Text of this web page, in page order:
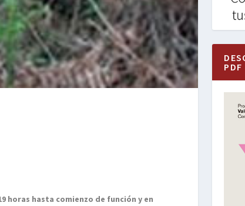
horas hasta comienzo de función y en
PDF